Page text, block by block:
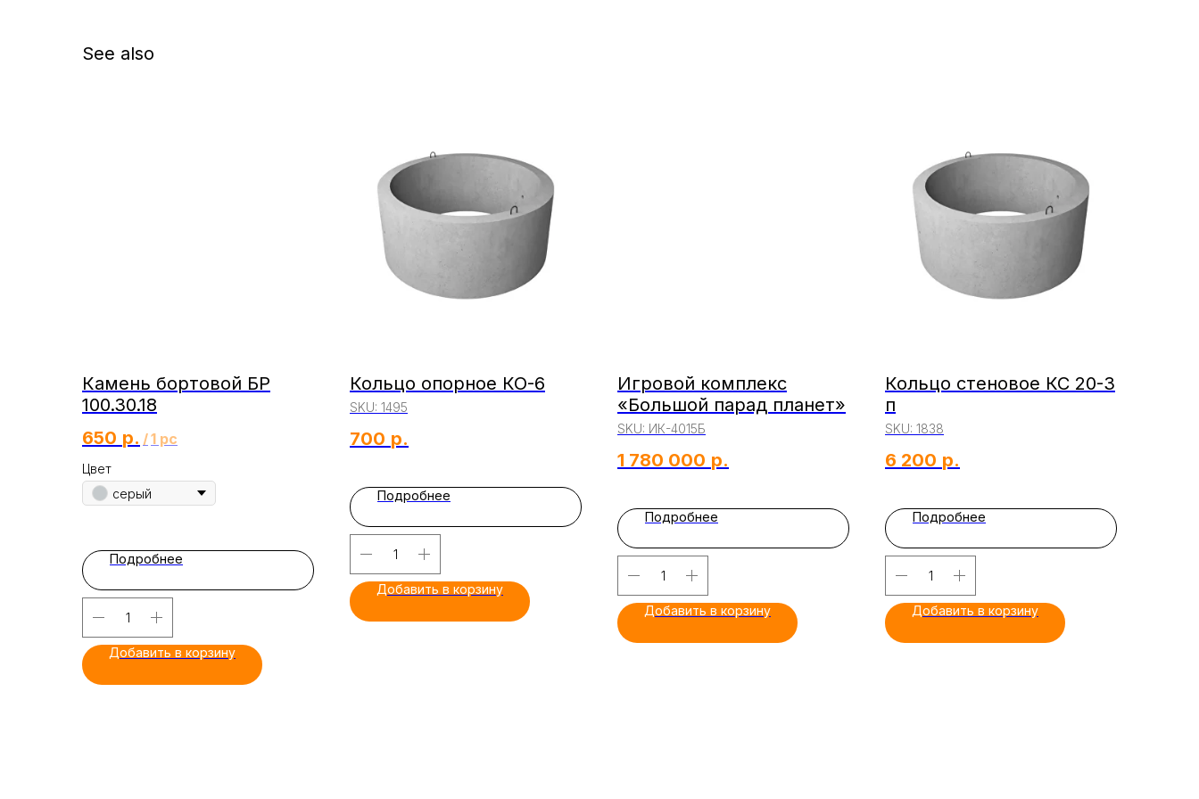
See also
Камень бортовой БР
100.30.18
650 р. /1 pc
Цвет
серый
Подробнее
Добавить в корзину
Кольцо опорное КО-6
SKU: 1495
700 р.
Подробнее
Добавить в корзину
Игровой комплекс
«Большой парад планет»
SKU: ИК-4015Б
1 780 000 р.
Подробнее
Добавить в корзину
Кольцо стеновое КС 20-3
п
SKU: 1838
6 200 р.
Подробнее
Добавить в корзину